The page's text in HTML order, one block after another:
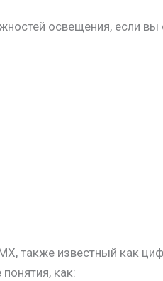
освещения, если вы
также известный как
как: